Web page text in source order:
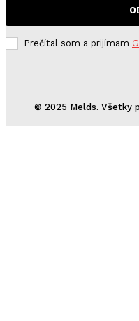
Prečítal som a prijímam
© 2025 Melds. Všetky